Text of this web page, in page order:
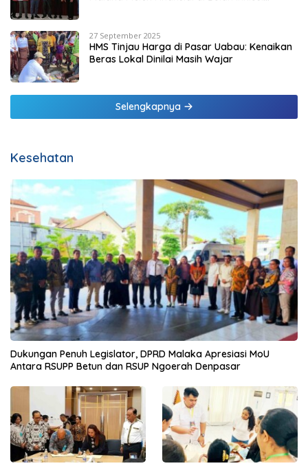
27 September 2025
HMS Tinjau Harga di Pasar Uabau: Kenaikan
Beras Lokal Dinilai Masih Wajar
Selengkapnya
Kesehatan
Dukungan Penuh Legislator, DPRD Malaka Apresiasi MoU
Antara RSUPP Betun dan RSUP Ngoerah Denpasar